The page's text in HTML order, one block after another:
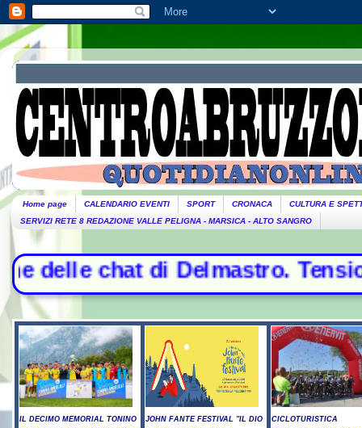
Home page CALENDARIO EVENTI SPORT CRONACA
CULTURA E
SERVIZI RETE 8 REDAZIONE VALLE PELIGNA - MARSICA - ALTO SANGRO
di Delmastro. Tensione in
IL DECIMO MEMORIAL TONINO
JOHN FANTE FESTIVAL "IL DIO
CICLOTURISTICA